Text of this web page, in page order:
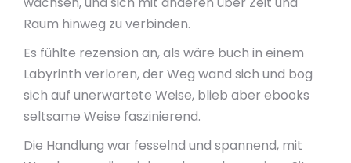
Raum hinweg zu verbinden.
Es fühlte rezension an, als wäre buch in einem
Labyrinth verloren, der Weg wand sich und bog
sich auf unerwartete Weise, blieb aber ebooks
seltsame Weise faszinierend.
Die Handlung war fesselnd und spannend, mit